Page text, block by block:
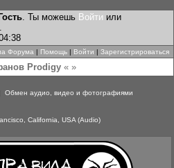
Гость. Ты можешь Войти или
.
Форума | Помощь | Войти | Зарегистрироваться
Prodigy« »
| Обмен аудио, видео и фотографиями
California, USA (Audio)